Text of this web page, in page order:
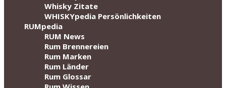
Whisky Zitate
WHISKYpedia Persönlichkeiten
RUMpedia
RUM News
Rum Brennereien
Rum Marken
Rum Länder
Rum Glossar